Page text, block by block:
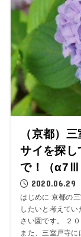
（京都）
サイを探し
で！（α7Ⅲ
2020.06.29
はじめに 京都の
したいと考えて
さい園です。 ２
また、三室戸寺に